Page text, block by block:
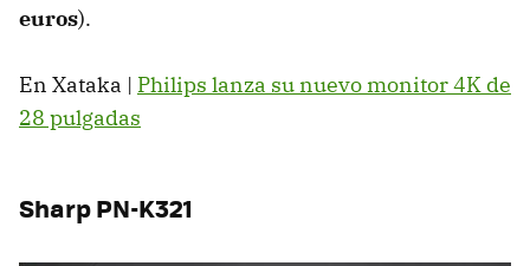
euros).
En Xataka | Philips lanza su nuevo monitor 4K de
28 pulgadas
Sharp PN-K321